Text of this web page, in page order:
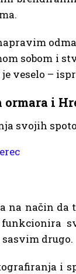
sobom i
veselo –
i
svojih
na način da
drugo.
i